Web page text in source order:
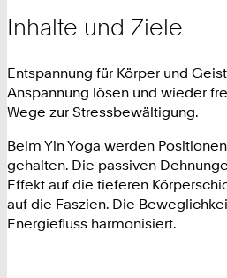
Inhalte und Ziele
Entspannung für Körper und
Anspannung lösen und wieder
Wege zur Stressbewältigung.
Beim Yin Yoga werden
gehalten. Die passiven
Effekt auf die tieferen
auf die Faszien. Die
Energiefluss harmonisiert.